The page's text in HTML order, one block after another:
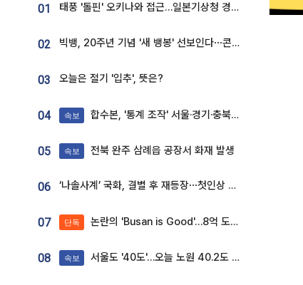
01 태풍 '돌핀' 오키나와 접근…일본기상청 경로 업데이트
02 빅뱅, 20주년 기념 '새 뱅봉' 선보인다⋯콘서트 앞두고 팝업 개최
03 오늘은 절기 '입추', 뜻은?
04 속보 합수본, '통계 조작' 서울·경기·충북 선관위 등 추가 압수수색
05 속보 전북 완주 삼례읍 공장서 화재 발생
06 ‘나솔사계’ 국화, 결별 후 재등장⋯첫인상 투표 휩쓸고 ‘인기녀’ 등극
07 단독 논란의 'Busan is Good'…8억 도시브랜드, 용산 대통령실 CI 업체가 수행
08 속보 서울도 '40도'…오늘 노원 40.2도 기록